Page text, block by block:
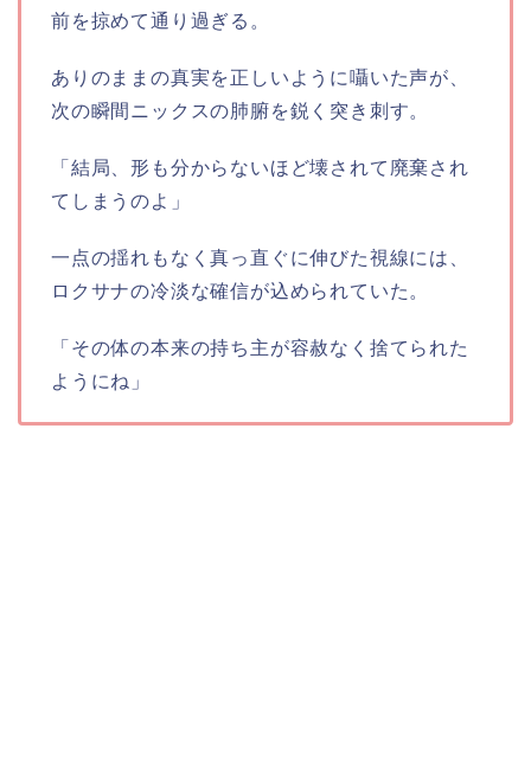
前を掠めて通り過ぎる。
ありのままの真実を正しいように囁いた声が、
次の瞬間ニックスの肺腑を鋭く突き刺す。
「結局、形も分からないほど壊されて廃棄され
てしまうのよ」
一点の揺れもなく真っ直ぐに伸びた視線には、
ロクサナの冷淡な確信が込められていた。
「その体の本来の持ち主が容赦なく捨てられた
ようにね」